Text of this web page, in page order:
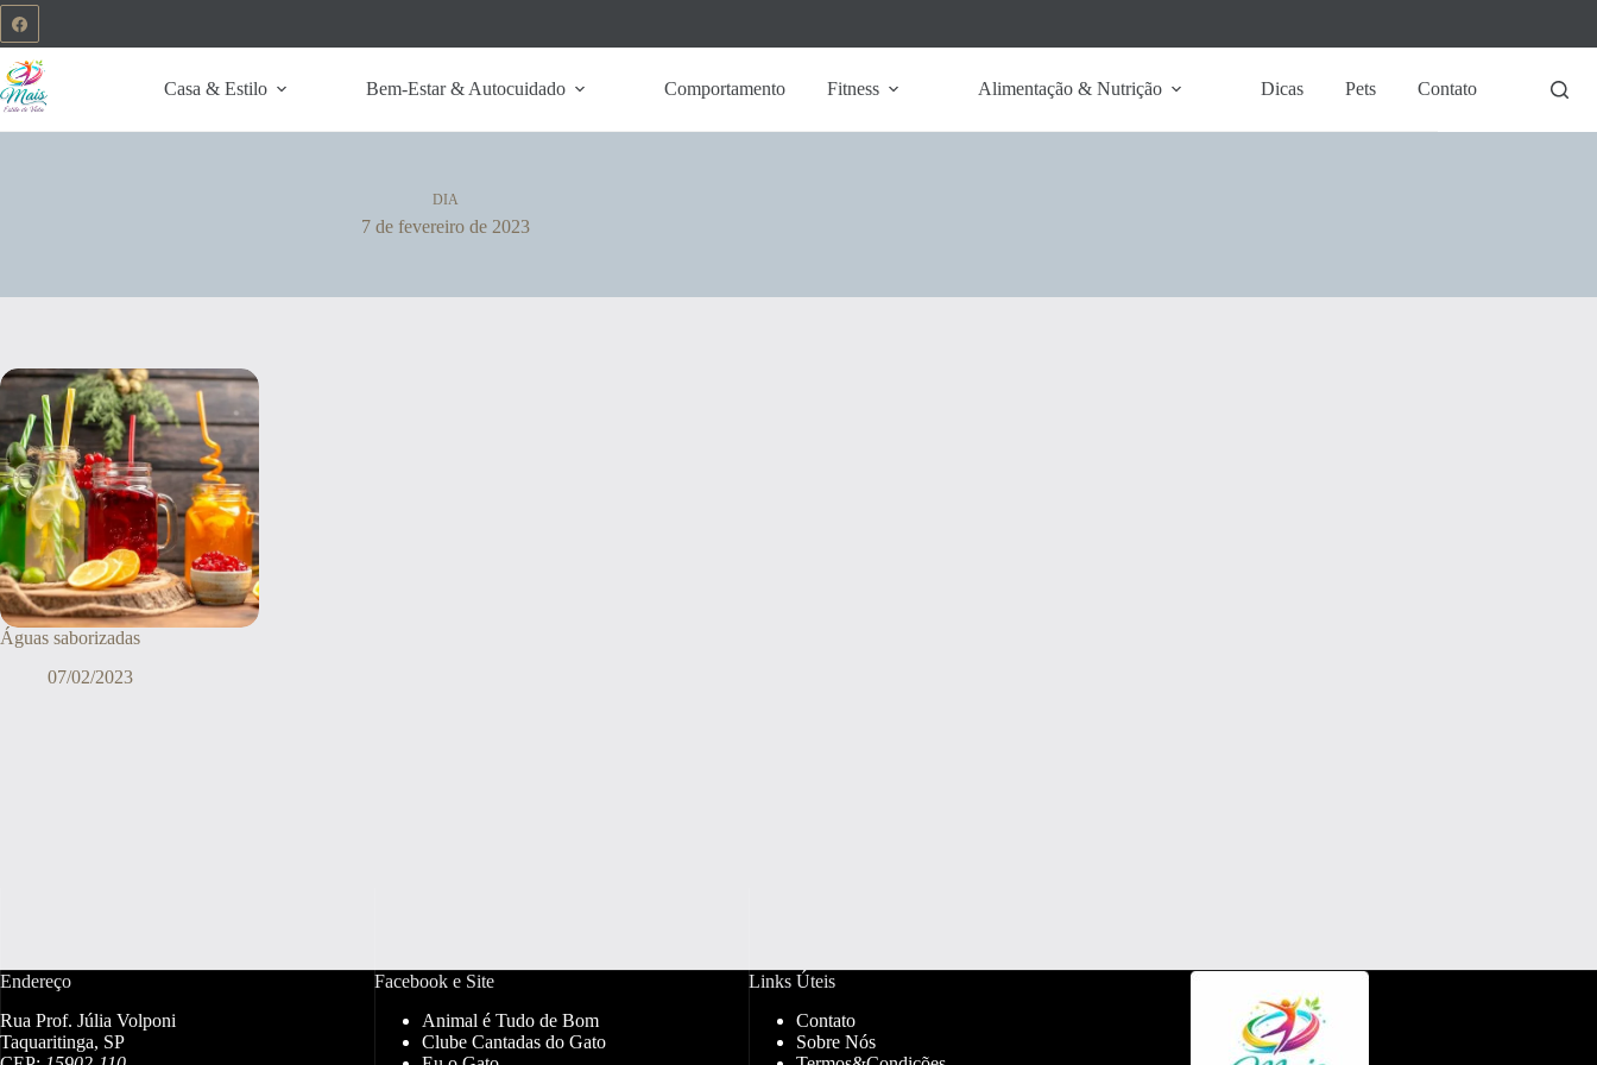
Casa & Estilo Bem-Estar & Autocuidado Comportamento Fitness Alimentação & Nutrição Dicas Pets Contato
DIA
7 de fevereiro de 2023
Águas saborizadas
07/02/2023
Endereço
Rua Prof. Júlia Volponi
Taquaritinga, SP
Facebook e Site
Animal é Tudo de Bom
Clube Cantadas do Gato
Links Úteis
Contato
Sobre Nós